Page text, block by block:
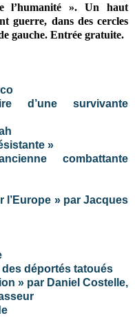
l’humanité ». Un haut
guerre, dans des cercles
gauche. Entrée gratuite.
d’une survivante
»
combattante
l’Europe » par Jacques
déportés tatoués
» par Daniel Costelle,